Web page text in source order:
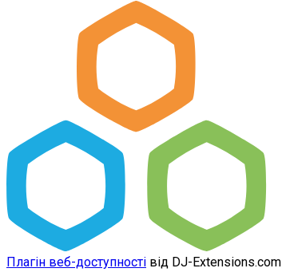
Плагін веб-доступності від DJ-Extensions.com